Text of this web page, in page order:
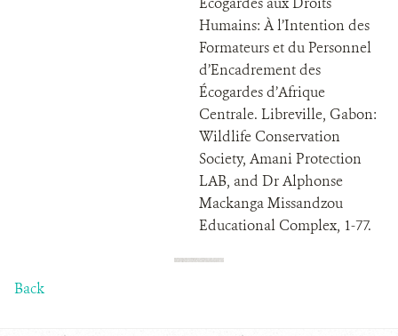
Humains: À l’Intention des
Formateurs et du Personnel
d’Encadrement des
Écogardes d’Afrique
Centrale. Libreville, Gabon:
Wildlife Conservation
Society, Amani Protection
LAB, and Dr Alphonse
Mackanga Missandzou
Educational Complex, 1-77.
Back